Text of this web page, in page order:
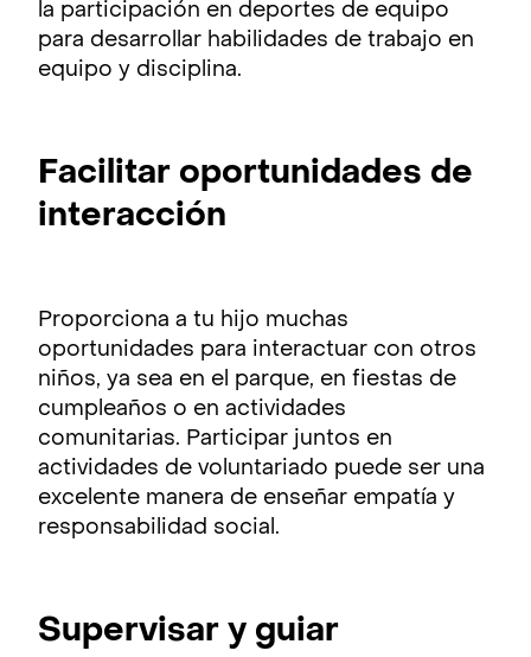
la participación en deportes de equipo
para desarrollar habilidades de trabajo en
equipo y disciplina.
Facilitar oportunidades de
interacción
Proporciona a tu hijo muchas
oportunidades para interactuar con otros
niños, ya sea en el parque, en fiestas de
cumpleaños o en actividades
comunitarias. Participar juntos en
actividades de voluntariado puede ser una
excelente manera de enseñar empatía y
responsabilidad social.
Supervisar y guiar